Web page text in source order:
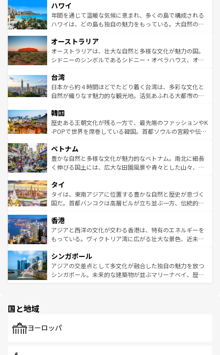
ば市内交通費無料で観光を楽しむこともできる。 なお、新
着のスイス情報はコンテンツ一覧 を参照してほしい。
のような巨大都市は、観光、ショッピング、エンターテイ
ンメントが詰まった刺激的なスポットだ。一方、アメリカ
西部には大自然が広がり、グランドキャニオンやイエロー
部のニューオーリンズでは、音楽と美食が融合した独特の
文化が魅力。旅行者はアメリカの各地域で異なる魅力を楽
しみながら、その多様性と豊かな歴史を感じることができ
ならではの贅沢な旅のスタイルだ。 なお、新着のアメリカ
情報はコンテンツ一覧を参照してほしい。
ハワイ
年間を通じて温暖な気候に恵まれ、多くの島で構成される
ハワイは、どの島も独自の魅力をもっている。大自然の神
ワイ島は見逃せない。また、定番の観光地といえばオアフ
島だが、静かな自然を求めるならマウイ島やカウアイ島が
おすすめ。エメラルドグリーンに輝く海をはじめ、豊かな
れるおもてなしの心で訪れる人々を迎えてくれるハワイの
人々、おいしいローカルフードやハワイアンミュージッ
ク、伝統的なフラダンスなど、すべてがハワイの魅力を彩
ワイを、存分に味わってほしい。 なお、新着のハワイ情報
はコンテンツ一覧を参照してほしい。
オーストラリア
オーストラリアは、壮大な自然と多様な文化が魅力の国。
シドニーのシンボルであるシドニー・オペラハウス、オー
リアリーフや大陸中央部にそびえるウルル（エアーズロッ
ク）、タスマニアの美しい原生林やケアンズの熱帯雨林な
ど、見どころがたくさん。また、カフェやワイン、オージ
いる。アクティビティも充実しており、サーフィンやダイ
ビング、ハイキングなど、アウトドア好きにはたまらな
い。オーストラリアの多彩な魅力を存分に味わいつくそ
参照してほしい。
台湾
日本から約４時間ほどでたどり着く台湾は、多彩な文化と
自然が織りなす魅力的な観光地。活気あふれる大都市の台
ン）、静ひつな山岳地帯である台湾東部など、都市の喧騒
と山間の静けさが共存しており、訪れる人に新しい発見と
驚きをもたらしてくれる。また、奥深い台湾の食文化も魅
容にもいいと評判のスイーツなど、バラエティ豊かな料理
が味わえる。 なお、新着の台湾情報は コンテンツ一覧を参
照してほしい。
韓国
歴史ある王朝文化が残る一方で、最先端のファッションやK
-POPで世界を席巻している韓国。首都ソウルの宮殿や伝統
き、地方に足を延ばせば四季折々の自然美を楽しむことが
できる。そして、キムチや焼肉、絶品のストリートフード
まで、さまざまな韓国料理が待っている。夜には、韓国な
リティに包まれながら、韓国の多彩な魅力を心ゆくまで味
わってみてほしい。 なお、新着の韓国情報はコンテンツ一
覧を参照してほしい。
ベトナム
豊かな自然と多様な文化が魅力的なベトナム。南北に細長
く伸びる国土には、広大な田園風景や青々とした山々、世
急速な発展と共に伝統が息づく。ハノイの古い町並みやホ
ーチミン市のフランス統治時代の建物も、独特の雰囲気を
醸し出している。また、バラエティの豊かさとおいしさで
とつ。フォーやバインミー、ベトナムコーヒーなどは、ぜ
ひ現地で味わいたい。どの地域を訪れてもあたたかい人々
が旅行者を迎えてくれるので、きっと忘れられない旅にな
参照してほしい。
タイ
タイは、東南アジアに位置する豊かな自然と歴史が息づく
国だ。首都バンコクは高層ビルが立ち並ぶ一方、伝統的な
の活気が交差している。北部ではチェンマイなどの山岳地
帯で自然と触れ合い、南部ではプーケットやクラビの美し
いビーチでリゾート気分を楽しむことができる。タイ料理
激する。気候は一年中温暖で、どの季節にも異なる楽しみ
が待っている。親しみやすいタイの人々、仏教を中心とし
た文化、そして多様な観光資源が、訪れる旅人を魅了し続
香港
アジアと西洋の文化が交わる香港は、特有のエネルギーを
もっている。ヴィクトリア湾に広がる壮大な景色、近未来
み、どこを訪れても感動するはず。観光スポットが密集し
ており、効率よく見どころを回れるのも魅力。息をのむよ
うな絶景から文化的な体験まで、香港を存分に楽しみ尽く
シンガポール
アジアの交差点として多文化が融合した独自の魅力を放つ
シンガポール。未来的な建築物が並ぶマリーナベイ、歴史
で、ホーカーズは地元の風情を楽しめる外せないスポット
国と地域
ヨーロッパ